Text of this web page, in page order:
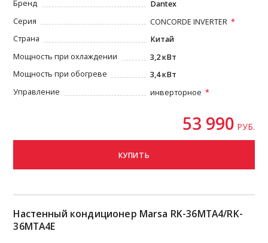
Бренд
Dantex
Серия
CONCORDE INVERTER
Страна
Китай
Мощность при охлаждении
3,2 кВт
Мощность при обогреве
3,4 кВт
Управление
инверторное
53 990 РУБ.
КУПИТЬ
Настенный кондиционер Marsa RK-36MTA4/RK-
36MTA4E